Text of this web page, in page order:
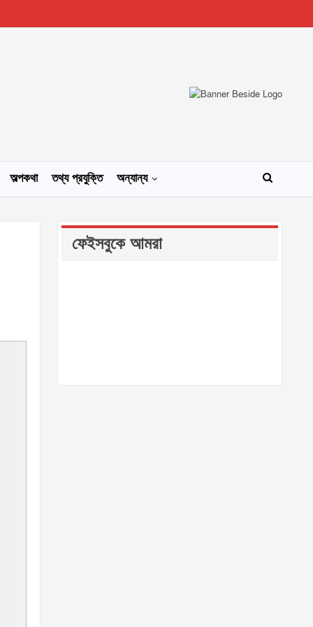
অল্পকথা তথ্য প্রযুক্তি অন্যান্য
ফেইসবুকে আমরা